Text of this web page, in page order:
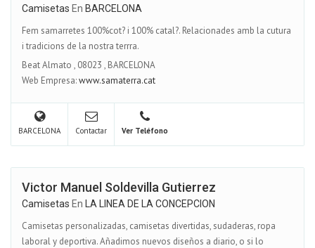
Camisetas En BARCELONA
Fem samarretes 100%cot? i 100% catal?. Relacionades amb la cutura
i tradicions de la nostra terrra.
Beat Almato , 08023 , BARCELONA
Web Empresa:www.samaterra.cat
BARCELONA Contactar Ver Teléfono
Victor Manuel Soldevilla Gutierrez
Camisetas En LA LINEA DE LA CONCEPCION
Camisetas personalizadas, camisetas divertidas, sudaderas, ropa
laboral y deportiva. Añadimos nuevos diseños a diario, o si lo